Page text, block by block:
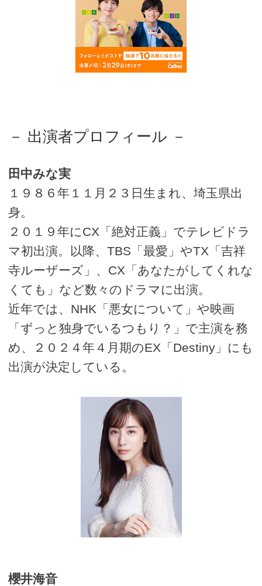
－ 出演者プロフィール －
田中みな実
１９８６年１１月２３日生まれ、埼玉県出
身。
２０１９年にCX「絶対正義」でテレビドラ
マ初出演。以降、TBS「最愛」やTX「吉祥
寺ルーザーズ」、CX「あなたがしてくれな
くても」など数々のドラマに出演。
近年では、NHK「悪女について」や映画
「ずっと独身でいるつもり？」で主演を務
め、２０２４年４月期のEX「Destiny」にも
出演が決定している。
櫻井海音